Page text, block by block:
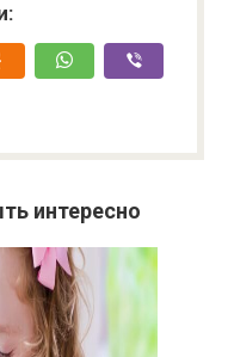
интересно